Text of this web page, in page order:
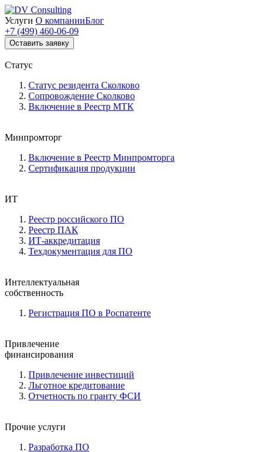
Услуги О компанииБлог
+7 (499) 460-06-09
Оставить заявку
Статус
Статус резидента Сколково
Сопровождение Сколково
Включение в Реестр МТК
Минпромторг
Включение в Реестр Минпромторга
Сертификация продукции
ИТ
Реестр российского ПО
Реестр ПАК
ИТ-аккредитация
Техдокументация для ПО
Интеллектуальная
собственность
Регистрация ПО в Роспатенте
Привлечение
финансирования
Привлечение инвестиций
Льготное кредитование
Отчетность по гранту ФСИ
Прочие услуги
Разработка ПО